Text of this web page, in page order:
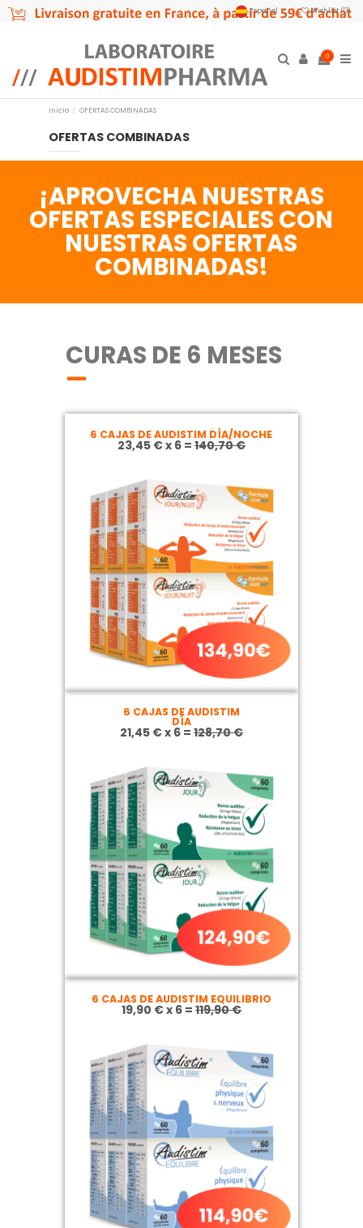
Español Wishlist (0)
0
Inicio OFERTAS COMBINADAS
OFERTAS COMBINADAS
¡APROVECHA NUESTRAS
OFERTAS ESPECIALES CON
NUESTRAS OFERTAS
COMBINADAS!
CURAS DE 6 MESES
—
6 CAJAS DE AUDISTIM DÍA/NOCHE
23,45 € x 6 = 140,70 €
6 CAJAS DE AUDISTIM
DÍA
21,45 € x 6 = 128,70 €
6 CAJAS DE AUDISTIM EQUILIBRIO
19,90 € x 6 = 119,90 €